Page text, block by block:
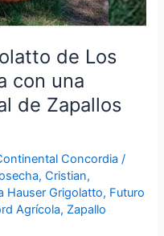
de Los
con una
de Zapallos
Concordia/
,Cristian,
Hauser Grigolatto, Futuro
Agrícola, Zapallo